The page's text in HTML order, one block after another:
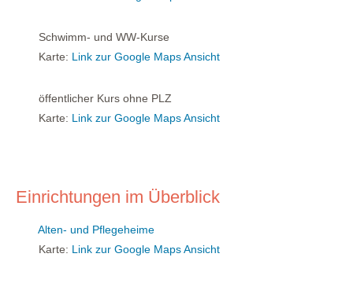
Schwimm- und WW-Kurse
Karte: Link zur Google Maps Ansicht
öffentlicher Kurs ohne PLZ
Karte: Link zur Google Maps Ansicht
Einrichtungen im Überblick
Alten- und Pflegeheime
Karte: Link zur Google Maps Ansicht